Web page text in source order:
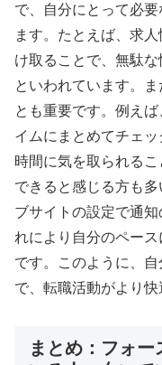
で、自分にとって必
ます。たとえば、求
け取ることで、無駄
といわれています。
とも重要です。例え
イムにまとめてチェ
時間に気を取られる
できると感じる方も
ブサイトの設定で通
れにより自分のペー
です。このように、
で、転職活動がより快
まとめ：フォ